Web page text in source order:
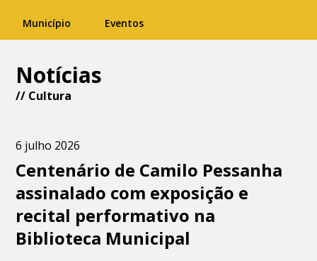
Município Eventos
Notícias
// Cultura
6 julho 2026
Centenário de Camilo Pessanha
assinalado com exposição e
recital performativo na
Biblioteca Municipal